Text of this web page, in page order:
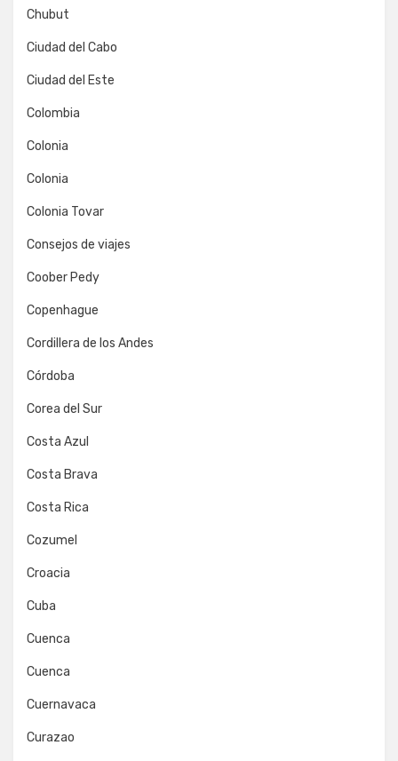
Chubut
Ciudad del Cabo
Ciudad del Este
Colombia
Colonia
Colonia
Colonia Tovar
Consejos de viajes
Coober Pedy
Copenhague
Cordillera de los Andes
Córdoba
Corea del Sur
Costa Azul
Costa Brava
Costa Rica
Cozumel
Croacia
Cuba
Cuenca
Cuenca
Cuernavaca
Curazao